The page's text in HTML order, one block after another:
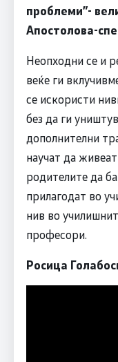
проблеми”-
Апостолова-
Неопходни се и
веќе ги
се искористи
без да ги
дополнителни
научат да
родителите да
прилагодат во
нив во
професори.
Росица